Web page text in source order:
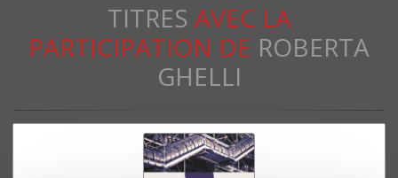
TITRES AVEC LA
PARTICIPATION DE ROBERTA
GHELLI